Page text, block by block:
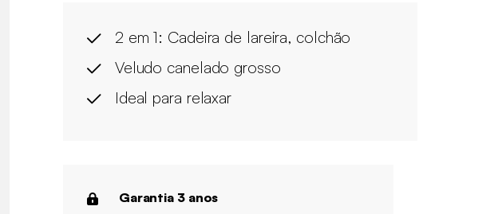
2 em 1: Cadeira de lareira, colchão
Veludo canelado grosso
Ideal para relaxar
Garantia 3 anos